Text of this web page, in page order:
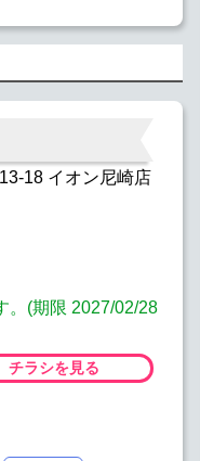
18 イオン尼崎店
。(期限 2027/02/28
チラシを見る